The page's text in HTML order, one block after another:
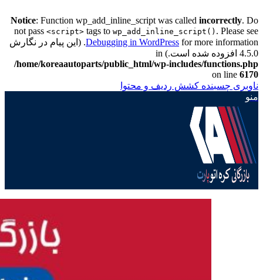
Notice: Function wp_add_inline_script was called incorrectly. Do
not pass <script> tags to wp_add_inline_script() . Please see
Debugging in WordPressfor more information. (این پیام در نگارش
4.5.0 افزوده شده است.) in
/home/koreaautoparts/public_html/wp-includes/functions.php
on line 6170
ناوبری چسبنده کشش ردیف و محتوا
منو